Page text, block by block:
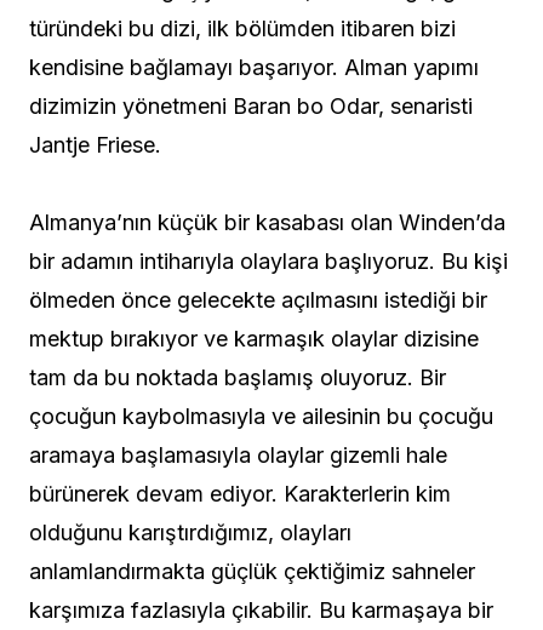
türündeki bu dizi, ilk bölümden itibaren bizi
kendisine bağlamayı başarıyor. Alman yapımı
dizimizin yönetmeni Baran bo Odar, senaristi
Jantje Friese.
Almanya’nın küçük bir kasabası olan Winden’da
bir adamın intiharıyla olaylara başlıyoruz. Bu kişi
ölmeden önce gelecekte açılmasını istediği bir
mektup bırakıyor ve karmaşık olaylar dizisine
tam da bu noktada başlamış oluyoruz. Bir
çocuğun kaybolmasıyla ve ailesinin bu çocuğu
aramaya başlamasıyla olaylar gizemli hale
bürünerek devam ediyor. Karakterlerin kim
olduğunu karıştırdığımız, olayları
anlamlandırmakta güçlük çektiğimiz sahneler
karşımıza fazlasıyla çıkabilir. Bu karmaşaya bir